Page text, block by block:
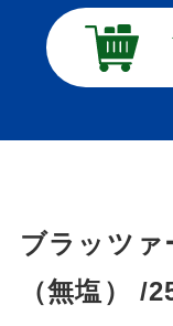
ブラッツ
（無塩） /